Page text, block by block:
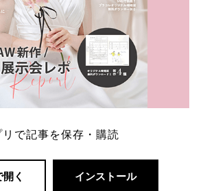
リで記事を保存・購読
く インストール